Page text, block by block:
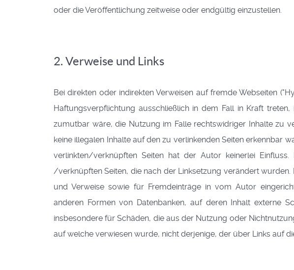
oder die Veröffentlichung zeitweise oder endgültig einzustellen.
2. Verweise und Links
Bei direkten oder indirekten Verweisen auf fremde Webseiten
Haftungsverpflichtung ausschließlich in dem Fall in Kraft
zumutbar wäre, die Nutzung im Falle rechtswidriger Inhalte zu
keine illegalen Inhalte auf den zu verlinkenden Seiten erkennbar
verlinkten/verknüpften Seiten hat der Autor keinerlei
/verknüpften Seiten, die nach der Linksetzung verändert
und Verweise sowie für Fremdeinträge in vom Autor
anderen Formen von Datenbanken, auf deren Inhalt externe
insbesondere für Schäden, die aus der Nutzung oder
auf welche verwiesen wurde, nicht derjenige, der über Links auf